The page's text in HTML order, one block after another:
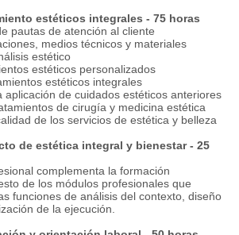
estéticos integrales - 75 horas
pautas de atención al cliente
medios técnicos y materiales
estético
estéticos personalizados
estéticos integrales
de cuidados estéticos anteriores
de cirugía y medicina estética
de los servicios de estética y belleza
de estética integral y bienestar - 25
complementa la formación
de los módulos profesionales que
funciones de análisis del contexto, diseño
de la ejecución.